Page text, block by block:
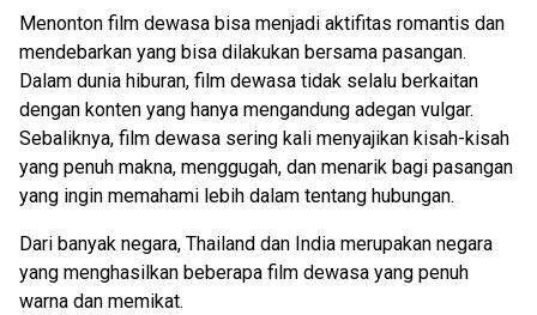
Menonton film dewasa bisa menjadi aktifitas romantis dan
mendebarkan yang bisa dilakukan bersama pasangan.
Dalam dunia hiburan, film dewasa tidak selalu berkaitan
dengan konten yang hanya mengandung adegan vulgar.
Sebaliknya, film dewasa sering kali menyajikan kisah-kisah
yang penuh makna, menggugah, dan menarik bagi pasangan
yang ingin memahami lebih dalam tentang hubungan.
Dari banyak negara, Thailand dan India merupakan negara
yang menghasilkan beberapa film dewasa yang penuh
warna dan memikat.